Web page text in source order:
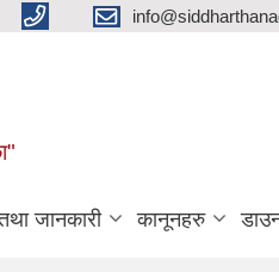
जानकारी कानूनहरु